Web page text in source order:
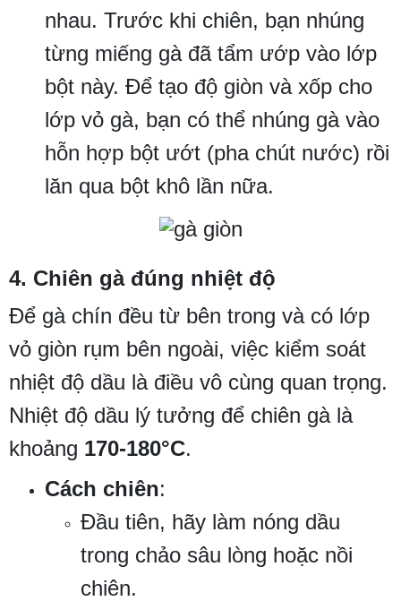
nhau. Trước khi chiên, bạn nhúng
từng miếng gà đã tẩm ướp vào lớp
bột này. Để tạo độ giòn và xốp cho
lớp vỏ gà, bạn có thể nhúng gà vào
hỗn hợp bột ướt (pha chút nước) rồi
lăn qua bột khô lần nữa.
4. Chiên gà đúng nhiệt độ
Để gà chín đều từ bên trong và có lớp
vỏ giòn rụm bên ngoài, việc kiểm soát
nhiệt độ dầu là điều vô cùng quan trọng.
Nhiệt độ dầu lý tưởng để chiên gà là
khoảng 170-180°C.
Cách chiên:
Đầu tiên, hãy làm nóng dầu
trong chảo sâu lòng hoặc nồi
chiên.